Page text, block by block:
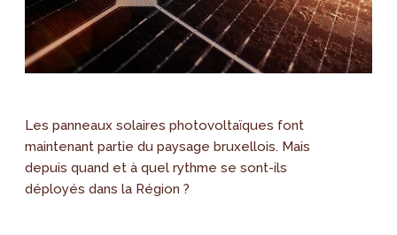
Les panneaux solaires photovoltaïques font
maintenant partie du paysage bruxellois. Mais
depuis quand et à quel rythme se sont-ils
déployés dans la Région ?